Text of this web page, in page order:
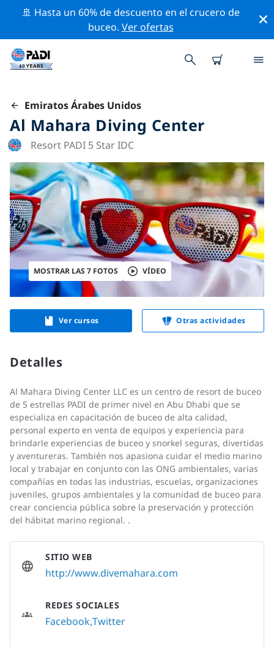
🚢 Hasta un 60% de descuento en el crucero de
buceo. Ver ofertas
Emiratos Árabes Unidos
Al Mahara Diving Center
Resort PADI 5 Star IDC
MOSTRAR LAS 7 FOTOS VÍDEO
Ver cursos Otras actividades
Detalles
Al Mahara Diving Center LLC es un centro de resort de buceo
de 5 estrellas PADI de primer nivel en Abu Dhabi que se
especializa en capacitación de buceo de alta calidad,
personal experto en venta de equipos y experiencia para
brindarle experiencias de buceo y snorkel seguras, divertidas
y aventureras. También nos apasiona cuidar el medio marino
local y trabajar en conjunto con las ONG ambientales, varias
compañías en todas las industrias, escuelas, organizaciones
juveniles, grupos ambientales y la comunidad de buceo para
crear conciencia pública sobre la preservación y protección
del hábitat marino regional. .
SITIO WEB
http://www.divemahara.com
REDES SOCIALES
FacebookTwitter